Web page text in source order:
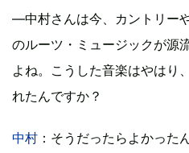
―中村さんは今、カントリー
のルーツ・ミュージックが源
よね。こうした音楽はやはり
れたんですか？
中村 ：そうだったらよかった